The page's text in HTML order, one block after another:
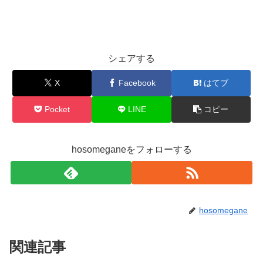
シェアする
X Facebook はてブ
Pocket LINE コピー
hosomeganeをフォローする
hosomegane
関連記事